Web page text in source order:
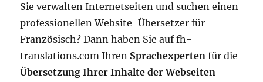
Sie verwalten Internetseiten und suchen einen
professionellen Website-Übersetzer für
Französisch? Dann haben Sie auf fh-
translations.com Ihren Sprachexperten für die
Übersetzung Ihrer Inhalte der Webseiten